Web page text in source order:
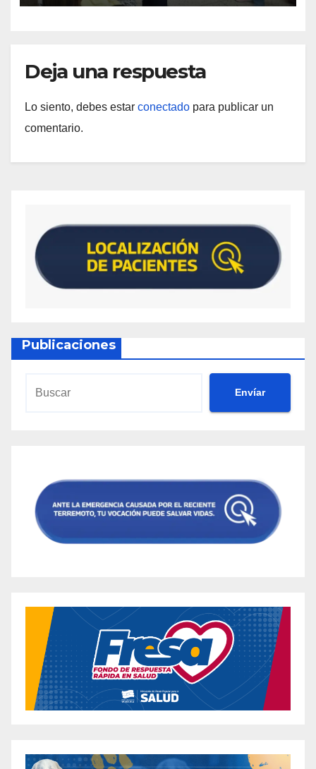
Deja una respuesta
Lo siento, debes estar conectado para publicar un
comentario.
Publicaciones
Envíar